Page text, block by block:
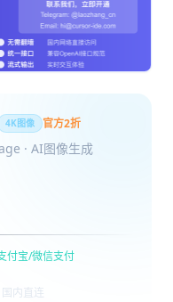
4K图像 官方2折
· AI图像生成
付宝/微信支付
国内直连